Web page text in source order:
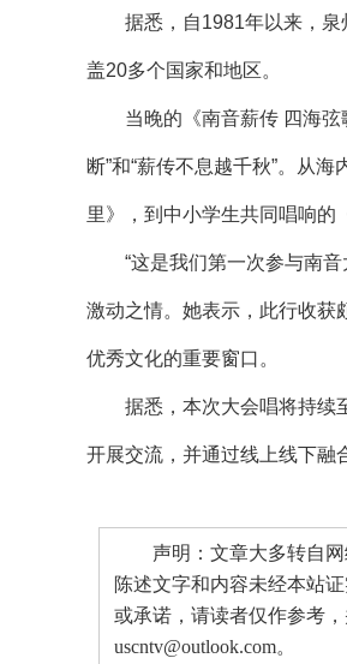
据悉，自1981年以来，泉州
盖20多个国家和地区。
当晚的《南音薪传 四海弦歌
断”和“薪传不息越千秋”。从
里》，到中小学生共同唱响的
“这是我们第一次参与南音
激动之情。她表示，此行收获
优秀文化的重要窗口。
据悉，本次大会唱将持续至
开展交流，并通过线上线下融
声明：文章大多转自网
陈述文字和内容未经本站
或承诺，请读者仅作参考
uscntv@outlook.com。